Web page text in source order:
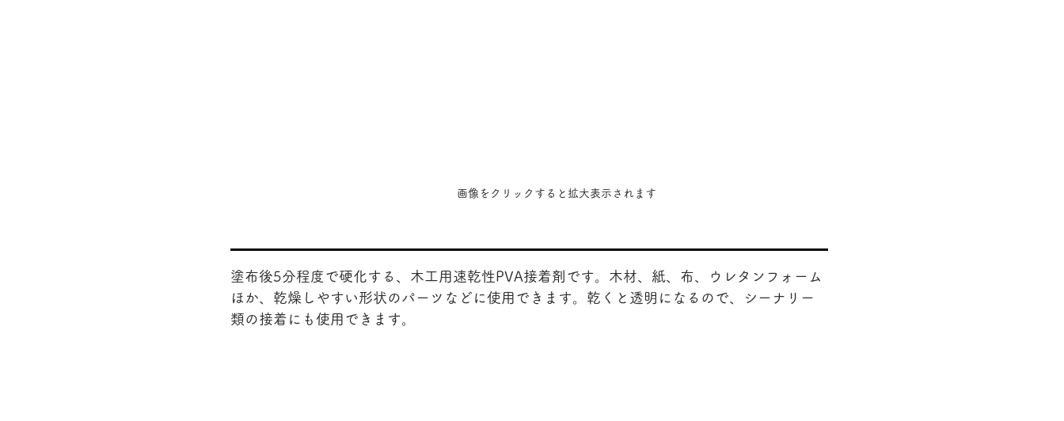
​画像をクリックすると拡大表示されます
塗布後5分程度で硬化する、木工用速乾性PVA接着剤です。木材、紙、布、ウレタンフォーム
ほか、乾燥しやすい形状のパーツなどに使用できます。乾くと透明になるので、シーナリー
類の接着にも使用できます。